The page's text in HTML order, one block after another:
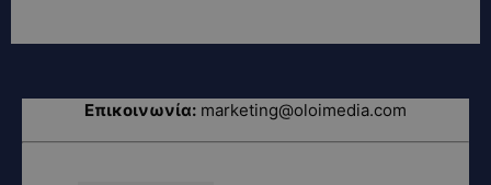
Επικοινωνία: marketing@oloimedia.com